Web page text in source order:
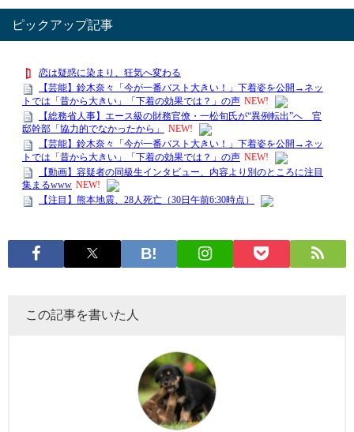
ピックアップ記事
この記事を書いた人